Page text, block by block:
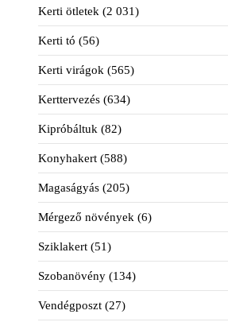
Kerti ötletek (2 031)
Kerti tó (56)
Kerti virágok (565)
Kerttervezés (634)
Kipróbáltuk (82)
Konyhakert (588)
Magaságyás (205)
Mérgező növények (6)
Sziklakert (51)
Szobanövény (134)
Vendégposzt (27)